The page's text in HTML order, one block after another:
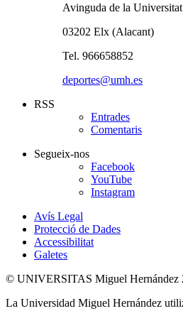
Avinguda de la
03202 Elx (Alacant)
Tel. 966658852
deportes@umh.es
RSS
Entrades
Comentaris
Segueix-nos
Facebook
YouTube
Instagram
Avís Legal
Protecció de Dades
Accessibilitat
Galetes
© UNIVERSITAS Miguel Hernández
La Universidad Miguel Hernández